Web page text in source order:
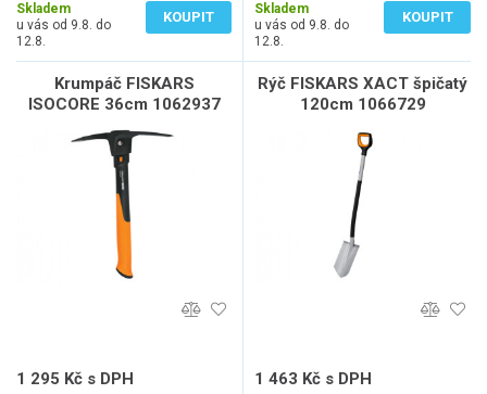
Skladem
u vás od 9.8. do
12.8.
KOUPIT
Skladem
u vás od 9.8. do
12.8.
KOUPIT
Krumpáč FISKARS
ISOCORE 36cm 1062937
1 295 Kč s DPH
Rýč FISKARS XACT špičatý
120cm 1066729
1 463 Kč s DPH